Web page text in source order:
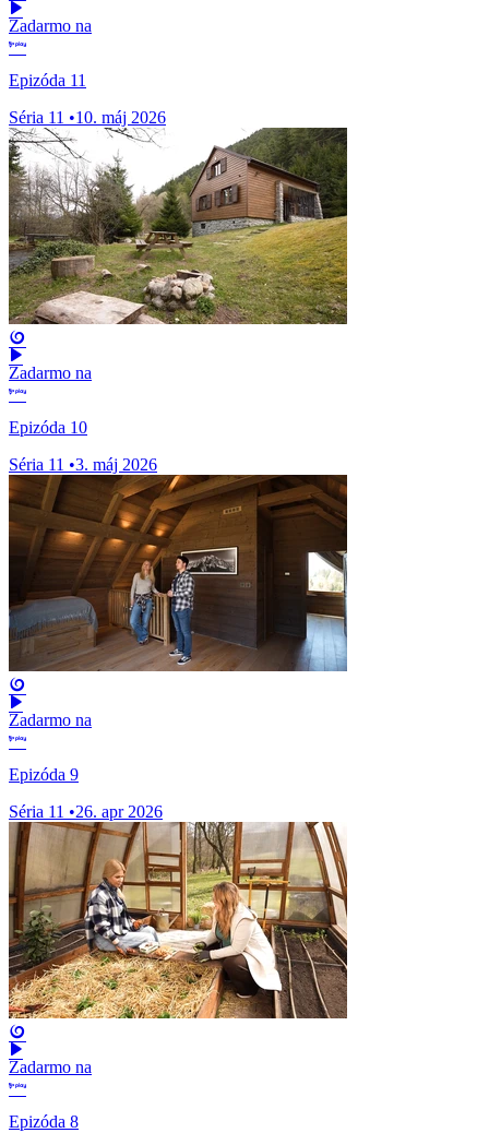
Zadarmo na
Epizóda 11
Séria 11 •10. máj 2026
Zadarmo na
Epizóda 10
Séria 11 •3. máj 2026
Zadarmo na
Epizóda 9
Séria 11 •26. apr 2026
Zadarmo na
Epizóda 8